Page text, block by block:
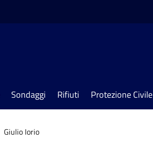
Sondaggi Rifiuti Protezione Civile
Giulio Iorio